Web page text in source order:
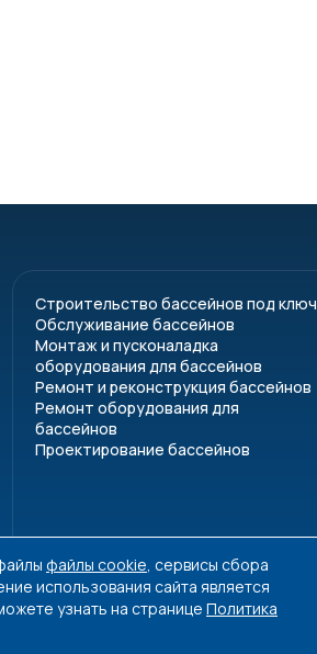
Строительство бассейнов под ключ
Обслуживание бассейнов
Монтаж и пусконаладка
оборудования для бассейнов
Ремонт и реконструкция бассейнов
Ремонт оборудования для
бассейнов
Проектирование бассейнов
файлы cookie, сервисы сбора
использования сайта является
узнать на странице Политика